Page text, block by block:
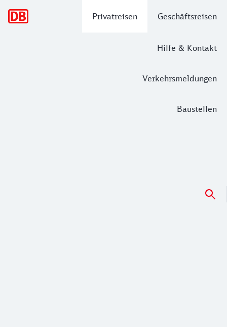
Privatreisen Geschäftsreisen
Hilfe & Kontakt
Verkehrsmeldungen
Baustellen